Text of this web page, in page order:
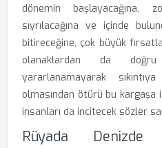
dönemin başlayacağına,
sıyrılacağına ve içinde
bitireceğine, çok büyük
olanaklardan da
yararlanamayarak
olmasından ötürü bu kargaşa
insanları da incitecek sözler
Rüyada